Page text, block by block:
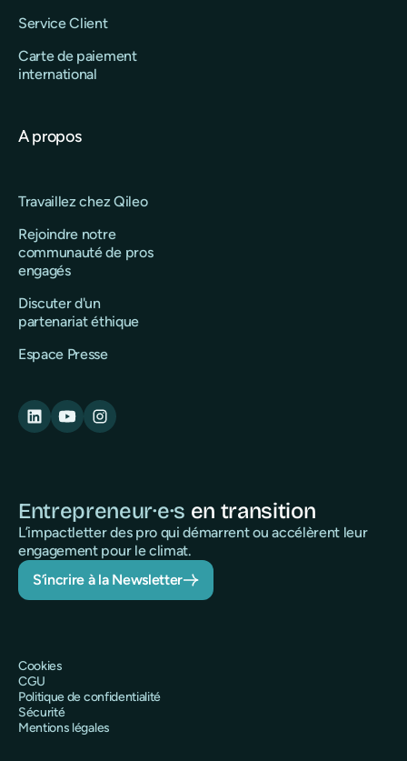
Service Client
Carte de paiement
international
A propos
Travaillez chez Qileo
Rejoindre notre
communauté de pros
engagés
Discuter d'un
partenariat éthique
Espace Presse
Entrepreneur·e·s en transition
L’impactletter des pro qui démarrent ou accélèrent leur
engagement pour le climat.
S’incrire à la Newsletter
Cookies
CGU
Politique de confidentialité
Sécurité
Mentions légales